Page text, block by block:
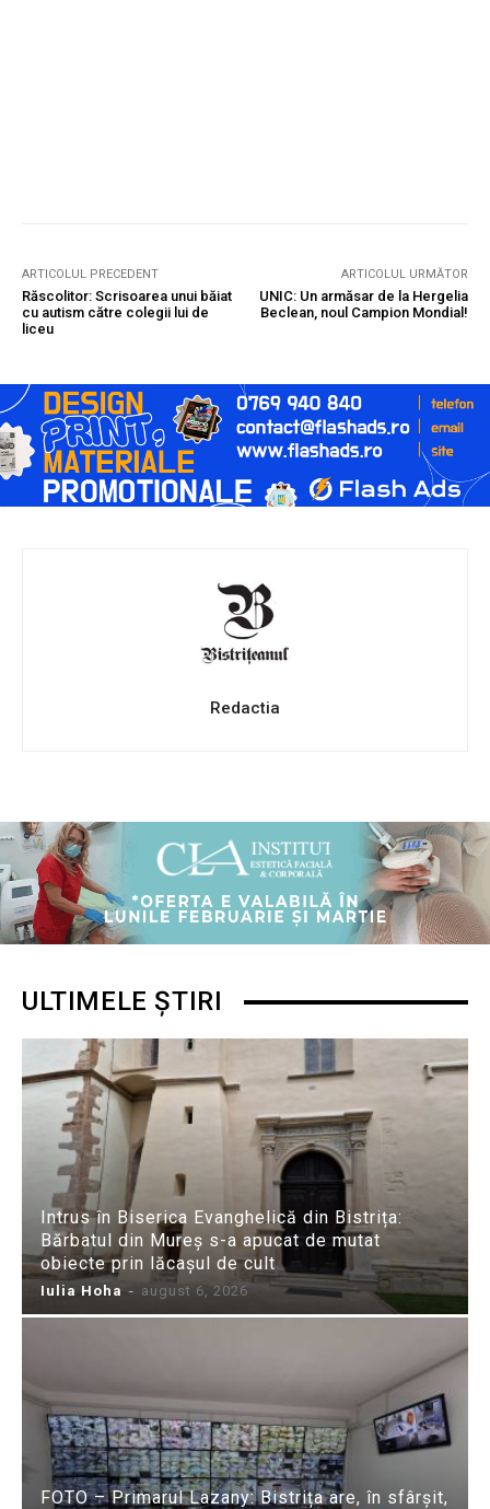
ARTICOLUL PRECEDENT
Răscolitor: Scrisoarea unui băiat
cu autism către colegii lui de
liceu
ARTICOLUL URMĂTOR
UNIC: Un armăsar de la Hergelia
Beclean, noul Campion Mondial!
Redactia
ULTIMELE ȘTIRI
Intrus în Biserica Evanghelică din Bistrița:
Bărbatul din Mureș s-a apucat de mutat
obiecte prin lăcașul de cult
Iulia Hoha - august 6, 2026
FOTO – Primarul Lazany: Bistrița are, în sfârșit,